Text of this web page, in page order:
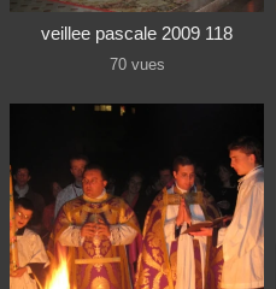
veillee pascale 2009 118
70 vues